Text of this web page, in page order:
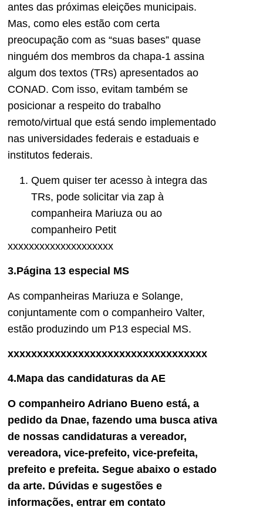
antes das próximas eleições municipais.
Mas, como eles estão com certa
preocupação com as “suas bases” quase
ninguém dos membros da chapa-1 assina
algum dos textos (TRs) apresentados ao
CONAD. Com isso, evitam também se
posicionar a respeito do trabalho
remoto/virtual que está sendo implementado
nas universidades federais e estaduais e
institutos federais.
Quem quiser ter acesso à integra das
TRs, pode solicitar via zap à
companheira Mariuza ou ao
companheiro Petit
xxxxxxxxxxxxxxxxxxxx
3.Página 13 especial MS
As companheiras Mariuza e Solange,
conjuntamente com o companheiro Valter,
estão produzindo um P13 especial MS.
xxxxxxxxxxxxxxxxxxxxxxxxxxxxxxxxxx
4.Mapa das candidaturas da AE
O companheiro Adriano Bueno está, a
pedido da Dnae, fazendo uma busca ativa
de nossas candidaturas a vereador,
vereadora, vice-prefeito, vice-prefeita,
prefeito e prefeita. Segue abaixo o estado
da arte. Dúvidas e sugestões e
informações, entrar em contato